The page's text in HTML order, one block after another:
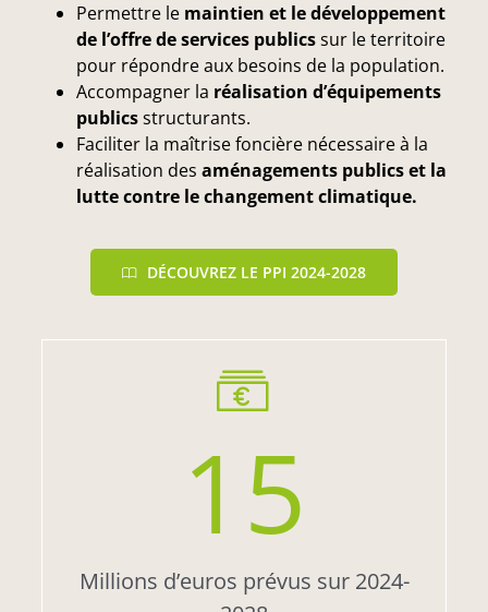
Permettre le maintien et le développement
de l’offre de services publicssur le territoire
pour répondre aux besoins de la population.
Accompagner la réalisation d’équipements
publicsstructurants.
Faciliter la maîtrise foncière nécessaire à la
réalisation des aménagements publics et la
lutte contre le changement climatique.
DÉCOUVREZ LE PPI 2024-2028
15
Millions d’euros prévus sur 2024-